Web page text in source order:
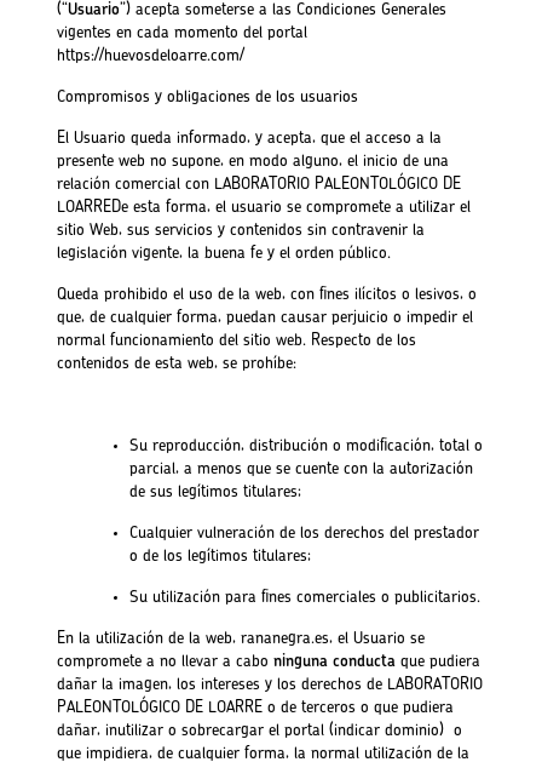
(“Usuario”) acepta someterse a las Condiciones Generales
vigentes en cada momento del portal
https://huevosdeloarre.com/
Compromisos y obligaciones de los usuarios
El Usuario queda informado, y acepta, que el acceso a la
presente web no supone, en modo alguno, el inicio de una
relación comercial con LABORATORIO PALEONTOLÓGICO DE
LOARREDe esta forma, el usuario se compromete a utilizar el
sitio Web, sus servicios y contenidos sin contravenir la
legislación vigente, la buena fe y el orden público.
Queda prohibido el uso de la web, con fines ilícitos o lesivos, o
que, de cualquier forma, puedan causar perjuicio o impedir el
normal funcionamiento del sitio web. Respecto de los
contenidos de esta web, se prohíbe:
Su reproducción, distribución o modificación, total o
parcial, a menos que se cuente con la autorización
de sus legítimos titulares;
Cualquier vulneración de los derechos del prestador
o de los legítimos titulares;
Su utilización para fines comerciales o publicitarios.
En la utilización de la web, rananegra.es, el Usuario se
compromete a no llevar a cabo ninguna conducta que pudiera
dañar la imagen, los intereses y los derechos de LABORATORIO
PALEONTOLÓGICO DE LOARRE o de terceros o que pudiera
dañar, inutilizar o sobrecargar el portal (indicar dominio) o
que impidiera, de cualquier forma, la normal utilización de la